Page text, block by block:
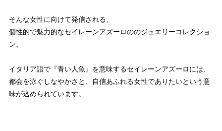
そんな女性に向けて発信される、
個性的で魅力的なセイレーンアズーロののジュエリーコレクショ
ン。
イタリア語で『青い人魚』を意味するセイレーンアズーロには、
都会を泳ぐしなやかさと、自信あふれる女性でありたいという意
味が込められています。